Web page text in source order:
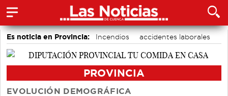
Es noticia en Provincia: Incendios
accidentes laborales
Medio Ambiente
PROVINCIA
EVOLUCIÓN DEMOGRÁFICA